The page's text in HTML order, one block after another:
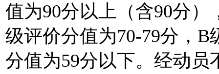
值为90分以上（含90分
级评价分值为70-79分，B
分值为59分以下。经动